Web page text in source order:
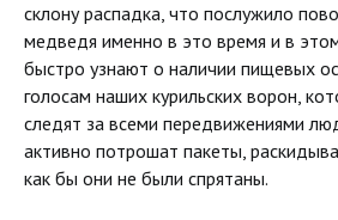
склону распадка, что послужило
медведя именно в это время и в
быстро узнают о наличии пищевых
голосам наших курильских ворон,
следят за всеми передвижениями
активно потрошат пакеты,
как бы они не были спрятаны.